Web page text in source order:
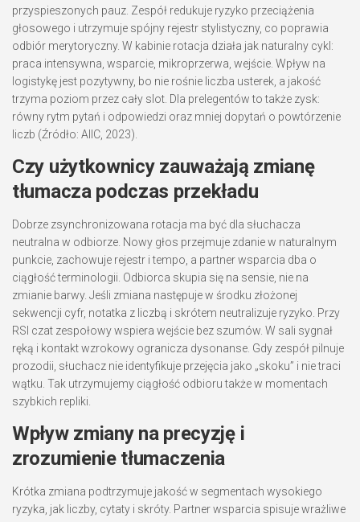
przyspieszonych pauz. Zespół redukuje ryzyko przeciążenia
głosowego i utrzymuje spójny rejestr stylistyczny, co poprawia
odbiór merytoryczny. W kabinie rotacja działa jak naturalny cykl:
praca intensywna, wsparcie, mikroprzerwa, wejście. Wpływ na
logistykę jest pozytywny, bo nie rośnie liczba usterek, a jakość
trzyma poziom przez cały slot. Dla prelegentów to także zysk:
równy rytm pytań i odpowiedzi oraz mniej dopytań o powtórzenie
liczb (Źródło: AIIC, 2023).
Czy użytkownicy zauważają zmianę
tłumacza podczas przekładu
Dobrze zsynchronizowana rotacja ma być dla słuchacza
neutralna w odbiorze. Nowy głos przejmuje zdanie w naturalnym
punkcie, zachowuje rejestr i tempo, a partner wsparcia dba o
ciągłość terminologii. Odbiorca skupia się na sensie, nie na
zmianie barwy. Jeśli zmiana następuje w środku złożonej
sekwencji cyfr, notatka z liczbą i skrótem neutralizuje ryzyko. Przy
RSI czat zespołowy wspiera wejście bez szumów. W sali sygnał
ręką i kontakt wzrokowy ogranicza dysonanse. Gdy zespół pilnuje
prozodii, słuchacz nie identyfikuje przejęcia jako „skoku” i nie traci
wątku. Tak utrzymujemy ciągłość odbioru także w momentach
szybkich repliki.
Wpływ zmiany na precyzję i
zrozumienie tłumaczenia
Krótka zmiana podtrzymuje jakość w segmentach wysokiego
ryzyka, jak liczby, cytaty i skróty. Partner wsparcia spisuje wrażliwe